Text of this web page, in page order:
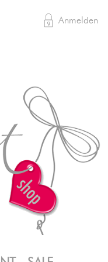
 Anmelden